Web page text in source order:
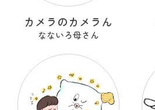
カメラのカメラん
なないろ母さん